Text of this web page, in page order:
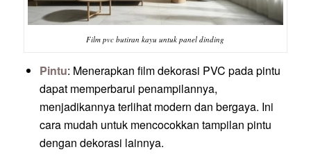
Film pvc butiran kayu untuk panel dinding
Pintu: Menerapkan film dekorasi PVC pada pintu
dapat memperbarui penampilannya,
menjadikannya terlihat modern dan bergaya. Ini
cara mudah untuk mencocokkan tampilan pintu
dengan dekorasi lainnya.